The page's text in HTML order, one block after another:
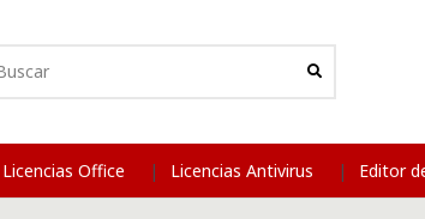
Licencias Office Licencias Antivirus Editor